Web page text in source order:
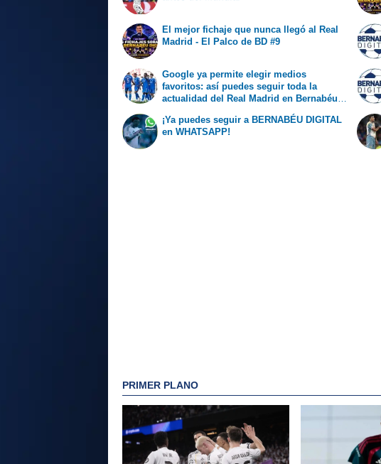
El mejor fichaje que nunca llegó al Real
Madrid - El Palco de BD #9
Google ya permite elegir medios
favoritos: así puedes seguir toda la
actualidad del Real Madrid en Bernabéu
¡Ya puedes seguir a BERNABÉU DIGITAL
en WHATSAPP!
PRIMER PLANO